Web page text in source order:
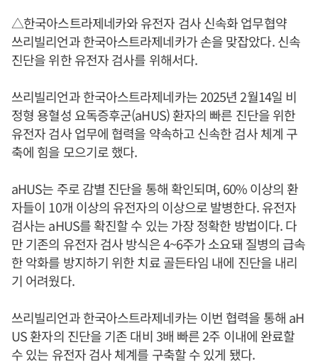
△한국아스트라제네카와 유전자 검사 신속화 업무협약
쓰리빌리언과 한국아스트라제네카가 손을 맞잡았다. 신속
진단을 위한 유전자 검사를 위해서다.
쓰리빌리언과 한국아스트라제네카는 2025년 2월14일 비
정형 용혈성 요독증후군(aHUS) 환자의 빠른 진단을 위한
유전자 검사 업무에 협력을 약속하고 신속한 검사 체계 구
축에 힘을 모으기로 했다.
aHUS는 주로 감별 진단을 통해 확인되며, 60% 이상의 환
자들이 10개 이상의 유전자의 이상으로 발병한다. 유전자
검사는 aHUS를 확진할 수 있는 가장 정확한 방법이다. 다
만 기존의 유전자 검사 방식은 4~6주가 소요돼 질병의 급속
한 악화를 방지하기 위한 치료 골든타임 내에 진단을 내리
기 어려웠다.
쓰리빌리언과 한국아스트라제네카는 이번 협력을 통해 aH
US 환자의 진단을 기존 대비 3배 빠른 2주 이내에 완료할
수 있는 유전자 검사 체계를 구축할 수 있게 됐다.